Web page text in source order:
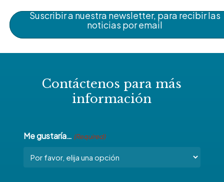
Suscribir a nuestra newsletter, para recibir las
noticias por email
Contáctenos para más
información
Me gustaría… (Required)